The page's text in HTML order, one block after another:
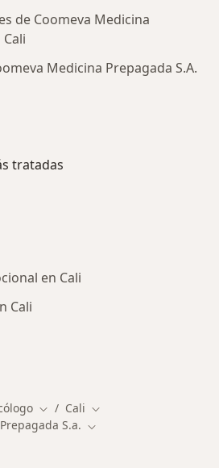
de Coomeva Medicina
Medicina Prepagada S.A.
tratadas
en Cali
Cali
Cambiar de ciudad
Cali Cambiar de ciudad
S.a. Cambiar de ciudad